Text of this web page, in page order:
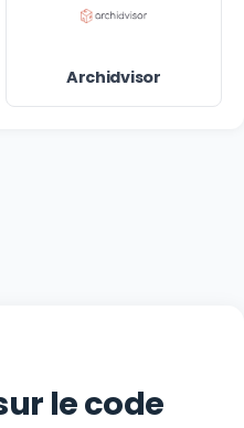
Archidvisor
le code